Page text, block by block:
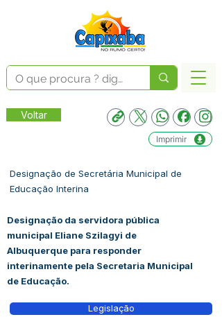
Voltar
Imprimir
Designação de Secretária Municipal de
Educação Interina
Designação da servidora pública
municipal Eliane Szilagyi de
Albuquerque para responder
interinamente pela Secretaria Municipal
de Educação.
Legislação